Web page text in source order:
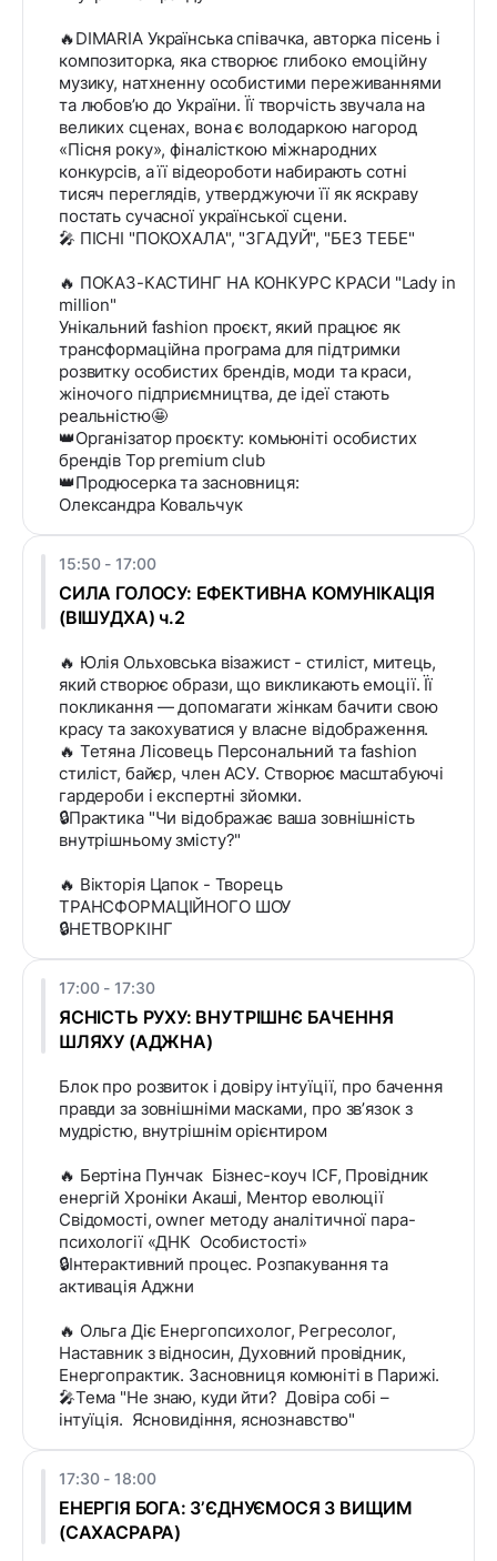
🔥DIMARIA Українська співачка, авторка пісень і
композиторка, яка створює глибоко емоційну
музику, натхненну особистими переживаннями
та любов’ю до України. Її творчість звучала на
великих сценах, вона є володаркою нагород
«Пісня року», фіналісткою міжнародних
конкурсів, а її відеороботи набирають сотні
тисяч переглядів, утверджуючи її як яскраву
постать сучасної української сцени.
🎤 ПІСНІ "ПОКОХАЛА", "ЗГАДУЙ", "БЕЗ ТЕБЕ"
🔥 ПОКАЗ-КАСТИНГ НА КОНКУРС КРАСИ "Lady in
million"
Унікальний fashion проєкт, який працює як
трансформаційна програма для підтримки
розвитку особистих брендів, моди та краси,
жіночого підприємництва, де ідеї стають
реальністю🤩
👑Організатор проєкту: комьюніті особистих
брендів Top premium club
👑Продюсерка та засновниця:
Олександра Ковальчук
15:50 - 17:00
СИЛА ГОЛОСУ: ЕФЕКТИВНА КОМУНІКАЦІЯ
(ВІШУДХА) ч.2
🔥 Юлія Ольховська візажист - стиліст, митець,
який створює образи, що викликають емоції. Її
покликання — допомагати жінкам бачити свою
красу та закохуватися у власне відображення.
🔥 Тетяна Лісовець Персональний та fashion
стиліст, байєр, член АСУ. Створює масштабуючі
гардероби і експертні зйомки.
🔒Практика "Чи відображає ваша зовнішність
внутрішньому змісту?"
🔥 Вікторія Цапок - Творець
ТРАНСФОРМАЦІЙНОГО ШОУ
🔒НЕТВОРКІНГ
17:00 - 17:30
ЯСНІСТЬ РУХУ: ВНУТРІШНЄ БАЧЕННЯ
ШЛЯХУ (АДЖНА)
Блок про розвиток і довіру інтуїції, про бачення
правди за зовнішніми масками, про звʼязок з
мудрістю, внутрішнім орієнтиром
🔥 Бертіна Пунчак Бізнес-коуч ICF, Провідник
енергій Хроніки Акаші, Ментор еволюції
Свідомості, owner методу аналітичної пара-
психології «ДНК Особистості»
🔒Інтерактивний процес. Розпакування та
активація Аджни
🔥 Ольга Діє Енергопсихолог, Регресолог,
Наставник з відносин, Духовний провідник,
Енергопрактик. Засновниця комюніті в Парижі.
🎤Тема "Не знаю, куди йти? Довіра собі –
інтуїція. Ясновидіння, яснознавство"
17:30 - 18:00
ЕНЕРГІЯ БОГА: ЗʼЄДНУЄМОСЯ З ВИЩИМ
(САХАСРАРА)